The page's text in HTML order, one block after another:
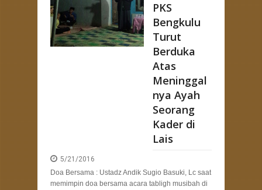
PKS
Bengkulu
Turut
Berduka
Atas
Meninggal
nya Ayah
Seorang
Kader di
Lais
5/21/2016
Doa Bersama : Ustadz Andik Sugio Basuki, Lc saat
memimpin doa bersama acara tabligh musibah di